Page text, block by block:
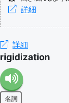
詳細
詳細
rigidization
名詞